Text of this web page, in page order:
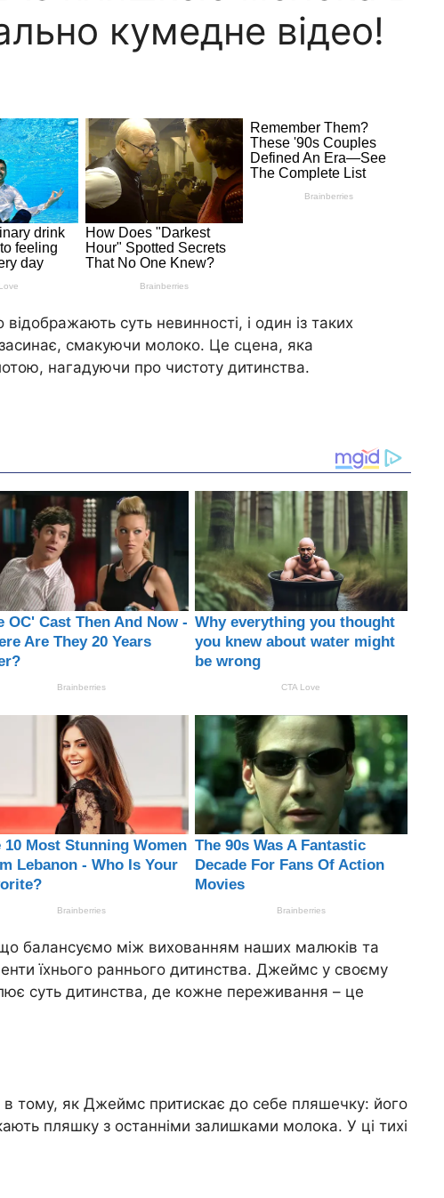
кумедне відео!
суть невинності, і один із таких
смакуючи молоко. Це сцена, яка
нагадуючи про чистоту дитинства.
балансуємо між вихованням наших малюків та
їхнього раннього дитинства. Джеймс у своєму
суть дитинства, де кожне переживання – це
тому, як Джеймс притискає до себе пляшечку: його
пляшку з останніми залишками молока. У ці тихі